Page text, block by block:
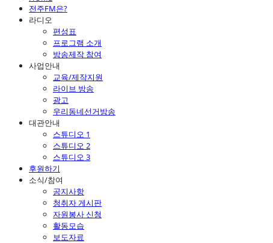
전주FM은?
라디오
편성표
프로그램 소개
방송제작 참여
사업안내
교육/제작지원
라이브 방송
광고
우리동네선거방송
대관안내
스튜디오 1
스튜디오 2
스튜디오 3
후원하기
소식/참여
공지사항
청취자 게시판
자원봉사 신청
활동모습
보도자료